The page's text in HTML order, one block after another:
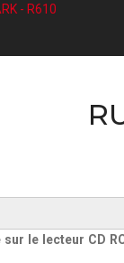
- R610
le lecteur CD